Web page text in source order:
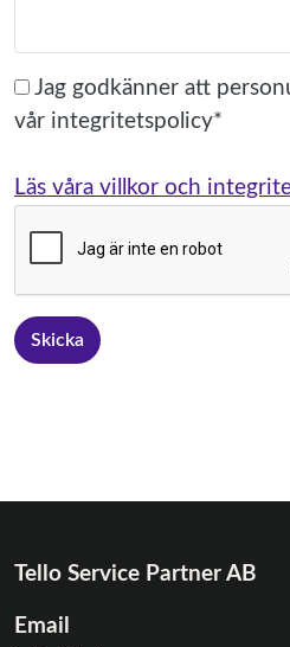
Jag godkänner att
vår integritetspolicy*
Läs våra villkor och
Skicka
Tello Service Partner AB
Email